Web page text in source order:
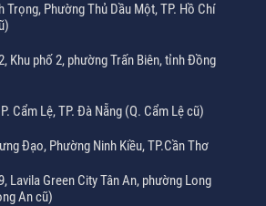
Trọng, Phường Thủ Dầu Một, TP. Hồ Chí
Khu phố 2, phường Trấn Biên, tỉnh Đồng
Cẩm Lệ, TP. Đà Nẵng (Q. Cẩm Lệ cũ)
Đạo, Phường Ninh Kiều, TP.Cần Thơ
Lavila Green City Tân An, phường Long
An cũ)